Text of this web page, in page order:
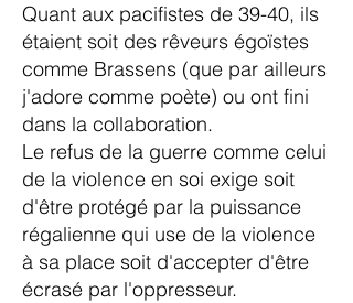
Quant aux pacifistes de 39-40, ils
étaient soit des rêveurs égoïstes
comme Brassens (que par ailleurs
j'adore comme poète) ou ont fini
dans la collaboration.
Le refus de la guerre comme celui
de la violence en soi exige soit
d'être protégé par la puissance
régalienne qui use de la violence
à sa place soit d'accepter d'être
écrasé par l'oppresseur.